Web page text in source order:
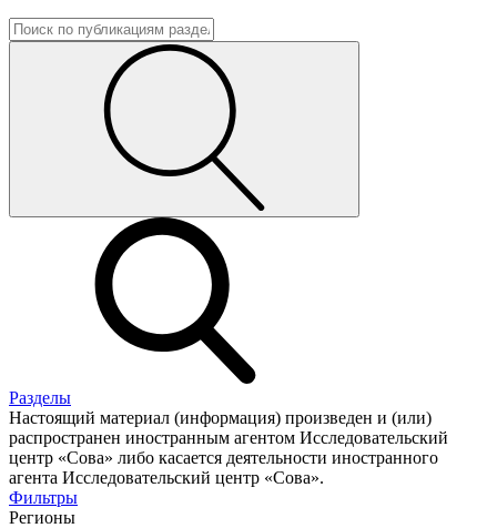
Разделы
Настоящий материал (информация) произведен и (или)
распространен иностранным агентом Исследовательский
центр «Сова» либо касается деятельности иностранного
агента Исследовательский центр «Сова».
Фильтры
Регионы